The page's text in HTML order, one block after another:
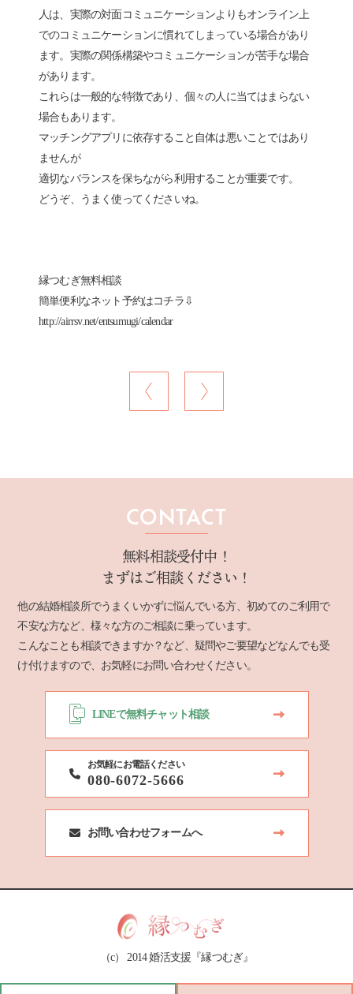
人は、実際の対面コミュニケーションよりもオンライン上
でのコミュニケーションに慣れてしまっている場合があり
ます。実際の関係構築やコミュニケーションが苦手な場合
があります。
これらは一般的な特徴であり、個々の人に当てはまらない
場合もあります。
マッチングアプリに依存すること自体は悪いことではあり
ませんが
適切なバランスを保ちながら利用することが重要です。
どうぞ、うまく使ってくださいね。
縁つむぎ無料相談
簡単便利なネット予約はコチラ⇩
http://airrsv.net/entsumugi/calendar
CONTACT
無料相談受付中！
まずはご相談ください！
他の結婚相談所でうまくいかずに悩んでいる方、初めてのご利用で
不安な方など、様々な方のご相談に乗っています。
こんなことも相談できますか？など、疑問やご要望などなんでも受
け付けますので、お気軽にお問い合わせください。
LINEで無料チャット相談
お気軽にお電話ください
080-6072-5666
お問い合わせフォームへ
（c） 2014 婚活支援『縁つむぎ』